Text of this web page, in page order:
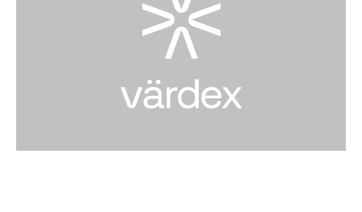
VÄRDEX
Kaufen und Verkaufen Sie Kryptowährung
direkt am Automaten im Erdgeschoss neben
den Rolltreppen.